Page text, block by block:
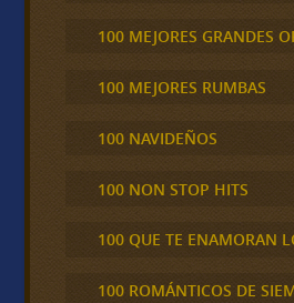
100 MEJORES GRANDES
100 MEJORES RUMBAS
100 NAVIDEÑOS
100 NON STOP HITS
100 QUE TE ENAMORAN
100 ROMÁNTICOS DE